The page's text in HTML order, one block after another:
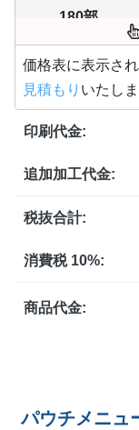
180部
190部
200部
210部
220部
230部
240部
250部
280部
価格表に表示さ
見積もり いたしま
印刷代金:
追加加工代金:
税抜合計:
消費税 10%:
商品代金:
パウチメニュ